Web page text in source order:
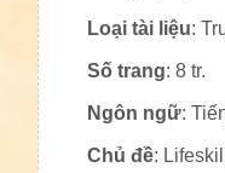
Loại tài liệu:
Số trang: 8 tr.
Ngôn ngữ:
Chủ đề: